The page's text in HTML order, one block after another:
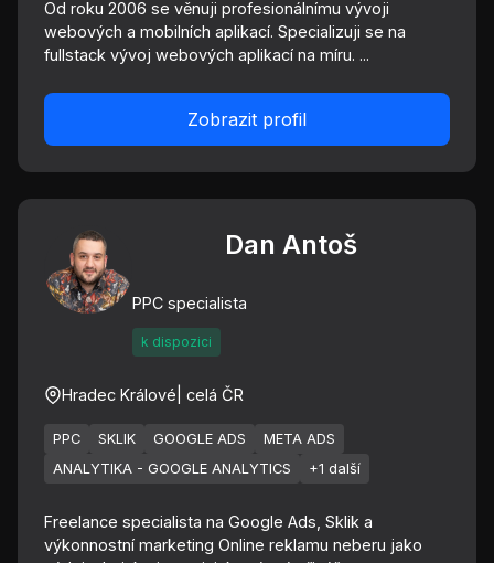
Od roku 2006 se věnuji profesionálnímu vývoji
webových a mobilních aplikací. Specializuji se na
fullstack vývoj webových aplikací na míru. ...
Zobrazit profil
Dan Antoš
PPC specialista
k dispozici
Hradec Králové | celá ČR
PPC SKLIK GOOGLE ADS
META ADS
ANALYTIKA - GOOGLE ANALYTICS
+1 další
Freelance specialista na Google Ads, Sklik a
výkonnostní marketing Online reklamu neberu jako